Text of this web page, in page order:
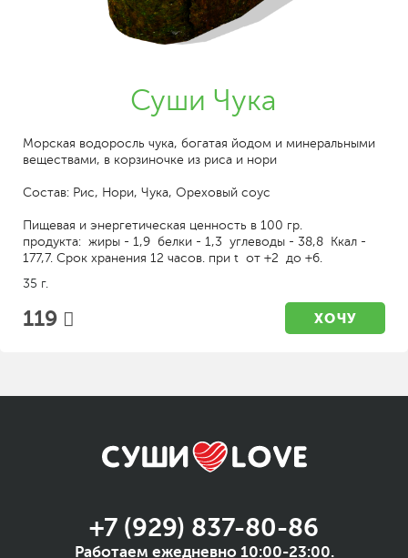
Суши Чука
Морская водоросль чука, богатая йодом и минеральными
веществами, в корзиночке из риса и нори
Состав: Рис, Нори, Чука, Ореховый соус
Пищевая и энергетическая ценность в 100 гр.
продукта: жиры - 1,9 белки - 1,3 углеводы - 38,8 Ккал -
177,7. Срок хранения 12 часов. при t от +2 до +6.
35 г.
119 ХОЧУ
+7 (929) 837-80-86
Работаем ежедневно 10:00-23:00.